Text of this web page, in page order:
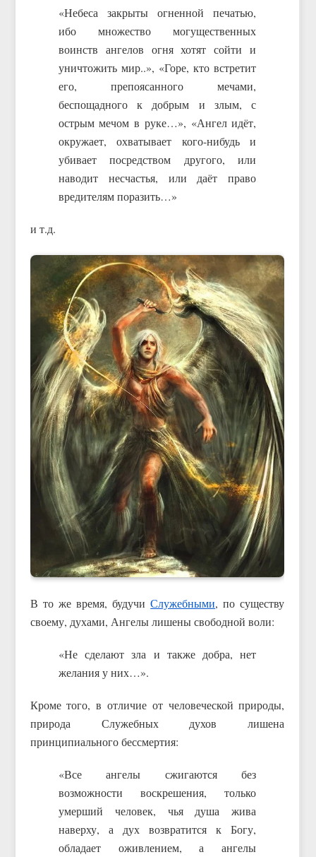
«Небеса закрыты огненной печатью,
ибо множество могущественных
воинств ангелов огня хотят сойти и
уничтожить мир..», «Горе, кто встретит
его, препоясанного мечами,
беспощадного к добрым и злым, с
острым мечом в руке…», «Ангел идёт,
окружает, охватывает кого-нибудь и
убивает посредством другого, или
наводит несчастья, или даёт право
вредителям поразить…»
и т.д.
В то же время, будучиСлужебными, по существу
своему, духами, Ангелы лишены свободной воли:
«Не сделают зла и также добра, нет
желания у них…».
Кроме того, в отличие от человеческой природы,
природа Служебных духов лишена
принципиального бессмертия:
«Все ангелы сжигаются без
возможности воскрешения, только
умерший человек, чья душа жива
наверху, а дух возвратится к Богу,
обладает оживлением, а ангелы